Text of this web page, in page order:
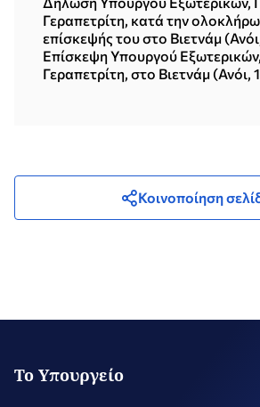
Γεραπετρίτη, κατά την
επίσκεψής του στο Βιετνάμ
Επίσκεψη Υπουργού
Γεραπετρίτη, στο Βιετνάμ
Κοινοποίηση
Το Υπουργείο